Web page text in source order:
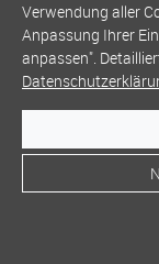
Verwendung aller
Anpassung Ihrer
anpassen".